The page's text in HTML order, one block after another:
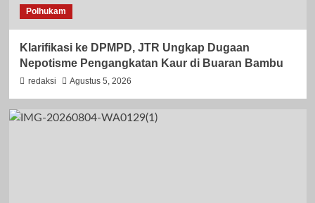
Polhukam
Klarifikasi ke DPMPD, JTR Ungkap Dugaan
Nepotisme Pengangkatan Kaur di Buaran Bambu
redaksi Agustus 5, 2026